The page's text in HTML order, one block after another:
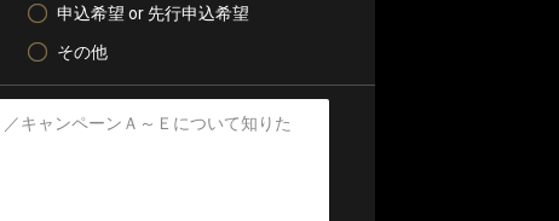
申込希望 or 先行申込希望
その他